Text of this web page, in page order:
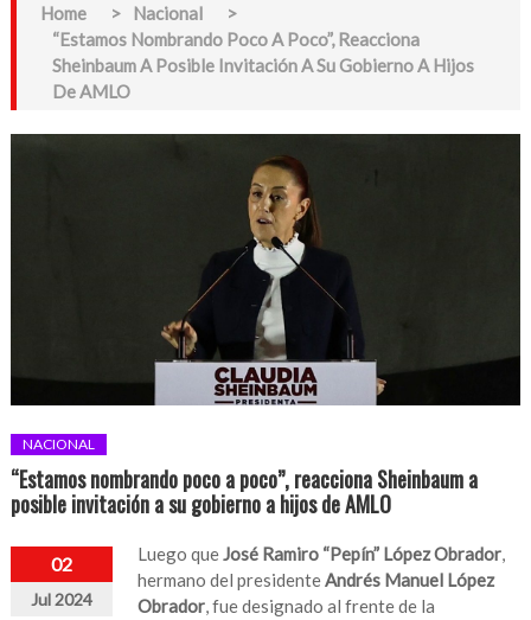
Home > Nacional
>
“Estamos Nombrando Poco A Poco”, Reacciona
Sheinbaum A Posible Invitación A Su Gobierno A Hijos
De AMLO
NACIONAL
“Estamos nombrando poco a poco”, reacciona Sheinbaum a
posible invitación a su gobierno a hijos de AMLO
02
Jul 2024
Luego queJosé Ramiro “Pepín” López Obrador,
hermano del presidenteAndrés Manuel López
Obrador, fue designado al frente de la